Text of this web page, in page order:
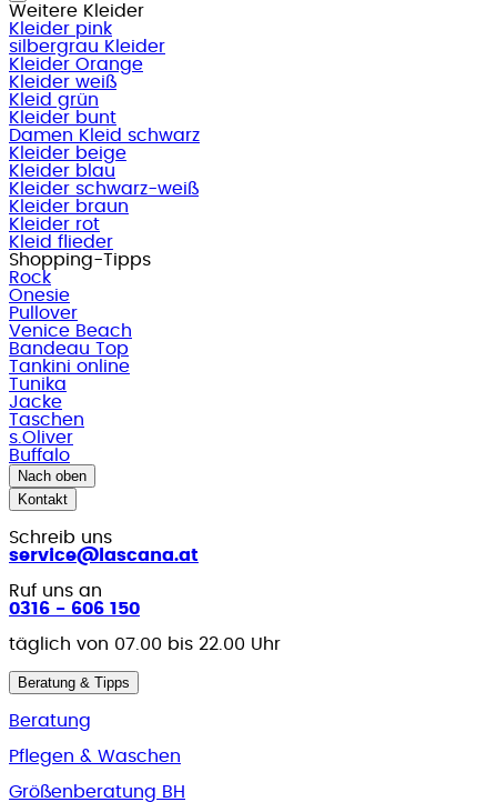
Weitere Kleider
Kleider pink
silbergrau Kleider
Kleider Orange
Kleider weiß
Kleid grün
Kleider bunt
Damen Kleid schwarz
Kleider beige
Kleider blau
Kleider schwarz-weiß
Kleider braun
Kleider rot
Kleid flieder
Shopping-Tipps
Rock
Onesie
Pullover
Venice Beach
Bandeau Top
Tankini online
Tunika
Jacke
Taschen
s.Oliver
Buffalo
Nach oben
Kontakt
Schreib uns
service@lascana.at
Ruf uns an
0316 - 606 150
täglich von 07.00 bis 22.00 Uhr
Beratung & Tipps
Beratung
Pflegen & Waschen
Größenberatung BH